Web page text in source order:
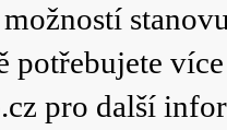
potřebujete
pro další